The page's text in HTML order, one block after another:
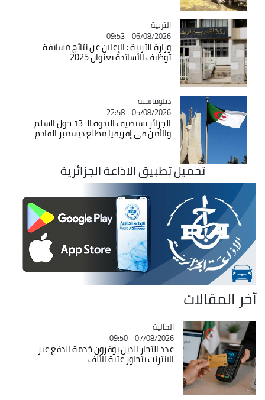
Catégorie
التربية
06/08/2026 - 09:53
وزارة التربية : الإعلان عن نتائج مسابقة
توظيف الأساتذة بعنوان 2025
Catégorie
دبلوماسية
05/08/2026 - 22:58
الجزائر تستضيف الندوة الـ 13 حول السلم
والأمن في إفريقيا مطلع ديسمبر القادم
تحميل تطبيق الاذاعة الجزائرية
آخر المقالات
Catégorie
المالية
07/08/2026 - 09:50
عدد التجار الذين يوفرون خدمة الدفع عبر
الانترنت يتجاوز عتبة الألف